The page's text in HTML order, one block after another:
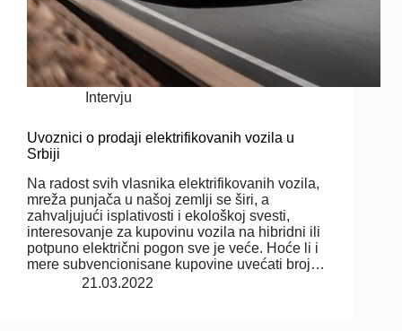
Intervju
Uvoznici o prodaji elektrifikovanih vozila u
Srbiji
Na radost svih vlasnika elektrifikovanih vozila,
mreža punjača u našoj zemlji se širi, a
zahvaljujući isplativosti i ekološkoj svesti,
interesovanje za kupovinu vozila na hibridni ili
potpuno električni pogon sve je veće. Hoće li i
mere subvencionisane kupovine uvećati broj…
21.03.2022